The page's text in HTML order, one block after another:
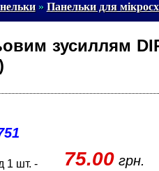
» Панельки для
зусиллям
1 шт. - 75.00грн.